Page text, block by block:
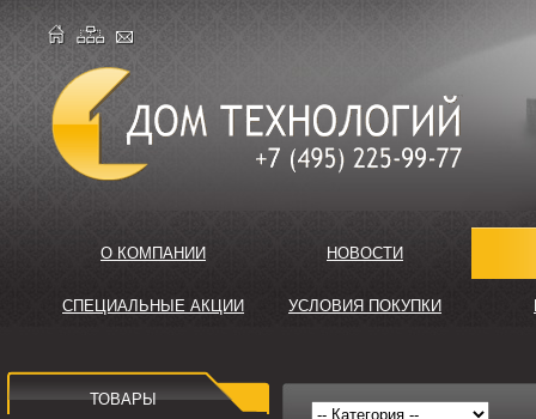
О КОМПАНИИ НОВОСТИ
СПЕЦИАЛЬНЫЕ АКЦИИ УСЛОВИЯ ПОКУПКИ
ТОВАРЫ